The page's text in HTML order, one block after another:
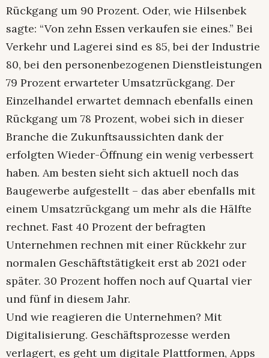
Rückgang um 90 Prozent. Oder, wie Hilsenbek
sagte: “Von zehn Essen verkaufen sie eines.” Bei
Verkehr und Lagerei sind es 85, bei der Industrie
80, bei den personenbezogenen Dienstleistungen
79 Prozent erwarteter Umsatzrückgang. Der
Einzelhandel erwartet demnach ebenfalls einen
Rückgang um 78 Prozent, wobei sich in dieser
Branche die Zukunftsaussichten dank der
erfolgten Wieder-Öffnung ein wenig verbessert
haben. Am besten sieht sich aktuell noch das
Baugewerbe aufgestellt – das aber ebenfalls mit
einem Umsatzrückgang um mehr als die Hälfte
rechnet. Fast 40 Prozent der befragten
Unternehmen rechnen mit einer Rückkehr zur
normalen Geschäftstätigkeit erst ab 2021 oder
später. 30 Prozent hoffen noch auf Quartal vier
und fünf in diesem Jahr.
Und wie reagieren die Unternehmen? Mit
Digitalisierung. Geschäftsprozesse werden
verlagert, es geht um digitale Plattformen, Apps